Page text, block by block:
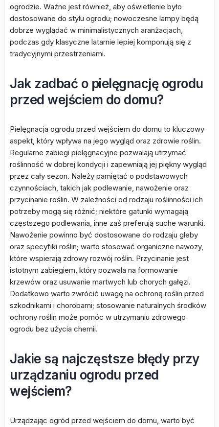
ogrodzie. Ważne jest również, aby oświetlenie było
dostosowane do stylu ogrodu; nowoczesne lampy będą
dobrze wyglądać w minimalistycznych aranżacjach,
podczas gdy klasyczne latarnie lepiej komponują się z
tradycyjnymi przestrzeniami.
Jak zadbać o pielęgnację ogrodu
przed wejściem do domu?
Pielęgnacja ogrodu przed wejściem do domu to kluczowy
aspekt, który wpływa na jego wygląd oraz zdrowie roślin.
Regularne zabiegi pielęgnacyjne pozwalają utrzymać
roślinność w dobrej kondycji i zapewniają jej piękny wygląd
przez cały sezon. Należy pamiętać o podstawowych
czynnościach, takich jak podlewanie, nawożenie oraz
przycinanie roślin. W zależności od rodzaju roślinności ich
potrzeby mogą się różnić; niektóre gatunki wymagają
częstszego podlewania, inne zaś preferują suche warunki.
Nawożenie powinno być dostosowane do rodzaju gleby
oraz specyfiki roślin; warto stosować organiczne nawozy,
które wspierają zdrowy rozwój roślin. Przycinanie jest
istotnym zabiegiem, który pozwala na formowanie
krzewów oraz usuwanie martwych lub chorych gałęzi.
Dodatkowo warto zwrócić uwagę na ochronę roślin przed
szkodnikami i chorobami; stosowanie naturalnych środków
ochrony roślin może pomóc w utrzymaniu zdrowego
ogrodu bez użycia chemii.
Jakie są najczęstsze błędy przy
urządzaniu ogrodu przed
wejściem?
Urządzając ogród przed wejściem do domu, warto być